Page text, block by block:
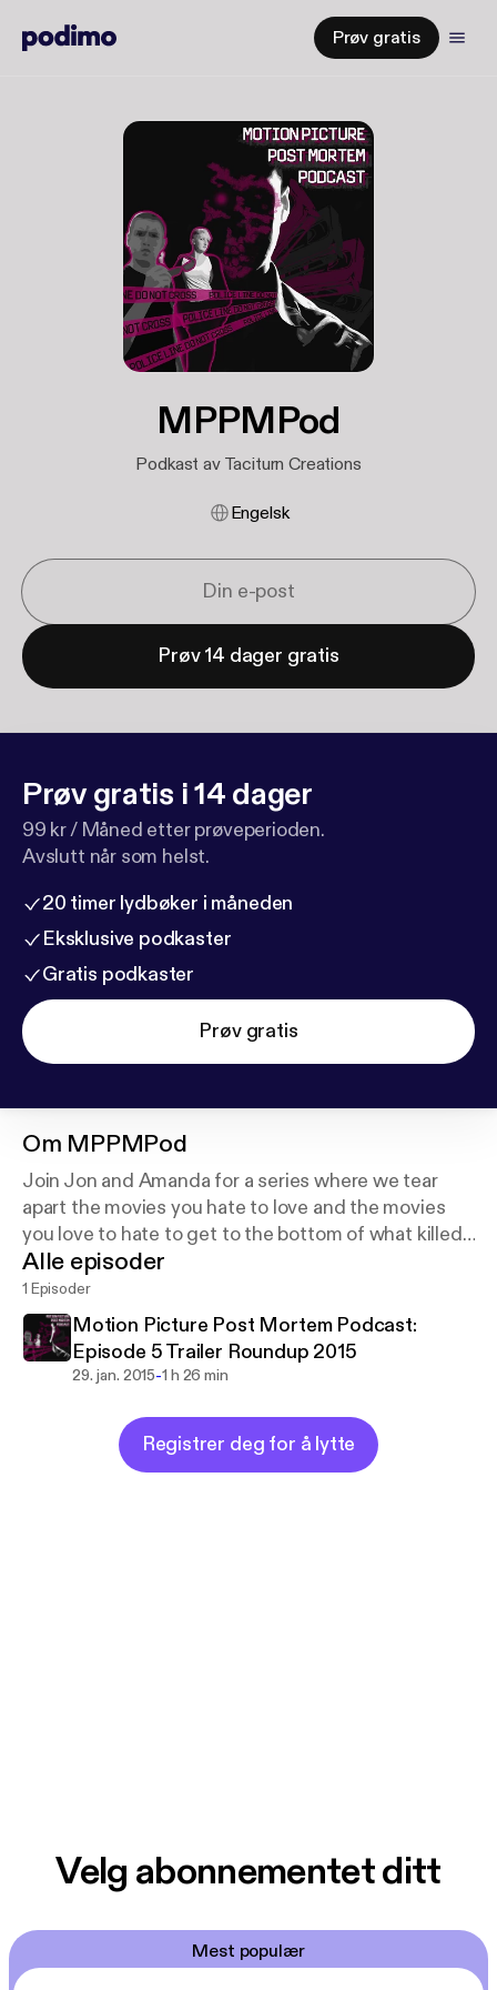
Prøv gratis
MPPMPod
Podkast av Taciturn Creations
Engelsk
Prøv 14 dager gratis
Prøv gratis i 14 dager
99 kr / Måned etter prøveperioden.
Avslutt når som helst.
20 timer lydbøker i måneden
Eksklusive podkaster
Gratis podkaster
Prøv gratis
Om MPPMPod
Join Jon and Amanda for a series where we tear
apart the movies you hate to love and the movies
you love to hate to get to the bottom of what killed
them. Bad direction? Non-existent plot? Or
something else entirely?
Alle episoder
1 Episoder
Motion Picture Post Mortem Podcast:
Episode 5 Trailer Roundup 2015
29. jan. 2015-1 h 26 min
Registrer deg for å lytte
Velg abonnementet ditt
Mest populær